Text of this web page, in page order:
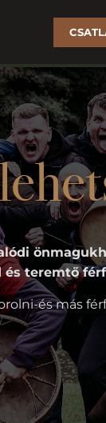
és teremtő
és más